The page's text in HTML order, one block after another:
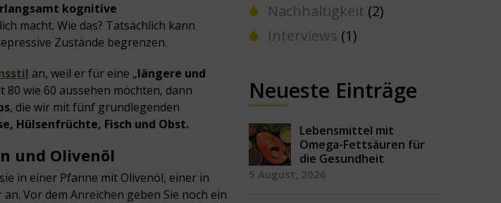
kognitive
macht. Wie das? Tatsächlich kann
Zustände begrenzen.
an, weil er für eine „längere und
80 wie 60 aussehen möchten, dann
, die wir mit fünf grundlegenden
Hülsenfrüchte, Fisch und Obst.
und Olivenöl
in einer Pfanne mit Olivenöl, einer in
Vor dem Anreichen geben Sie noch ein
Nachhaltigkeit (2)
Interviews (1)
Neueste Einträge
Lebensmittel mit
Omega-Fettsäuren für
die Gesundheit
5 August, 2026